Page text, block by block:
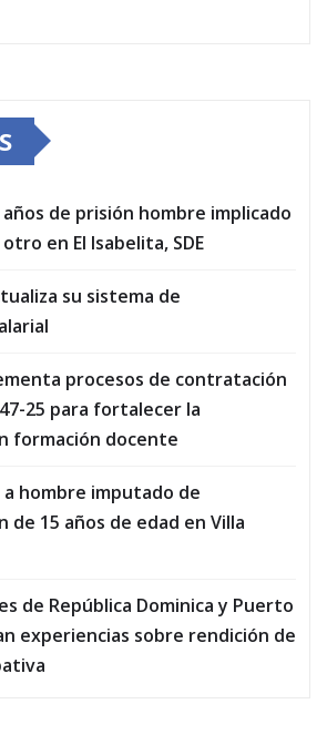
años de prisión hombre implicado
en El Isabelita, SDE
su sistema de
procesos de contratación
25 para fortalecer la
formación docente
hombre imputado de
de 15 años de edad en Villa
de República Dominica y Puerto
experiencias sobre rendición de